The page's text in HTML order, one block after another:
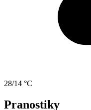
28/14 °C
Pranostiky